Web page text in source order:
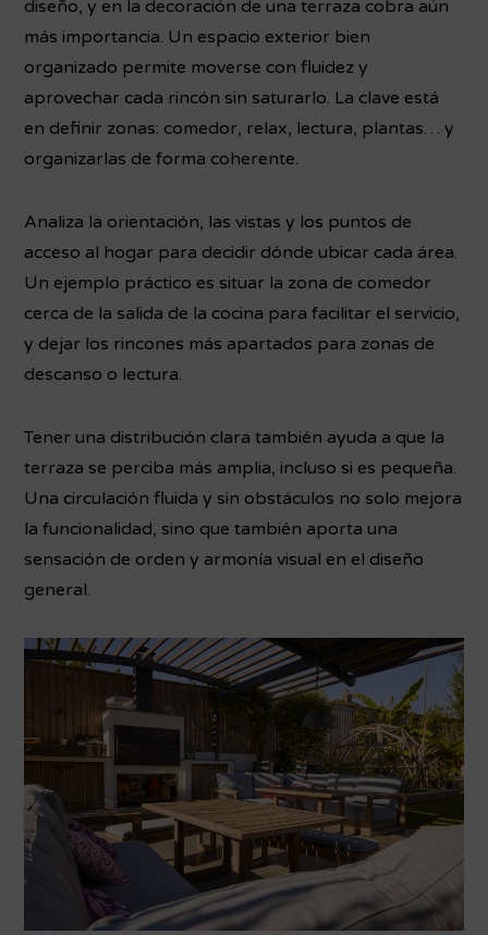
diseño, y en la decoración de una terraza cobra aún
más importancia. Un espacio exterior bien
organizado permite moverse con fluidez y
aprovechar cada rincón sin saturarlo. La clave está
en definir zonas: comedor, relax, lectura, plantas… y
organizarlas de forma coherente.
Analiza la orientación, las vistas y los puntos de
acceso al hogar para decidir dónde ubicar cada área.
Un ejemplo práctico es situar la zona de comedor
cerca de la salida de la cocina para facilitar el servicio,
y dejar los rincones más apartados para zonas de
descanso o lectura.
Tener una distribución clara también ayuda a que la
terraza se perciba más amplia, incluso si es pequeña.
Una circulación fluida y sin obstáculos no solo mejora
la funcionalidad, sino que también aporta una
sensación de orden y armonía visual en el diseño
general.